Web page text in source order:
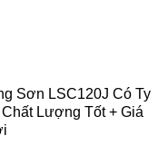
Sơn LSC120J Có Ty
Lượng Tốt + Giá